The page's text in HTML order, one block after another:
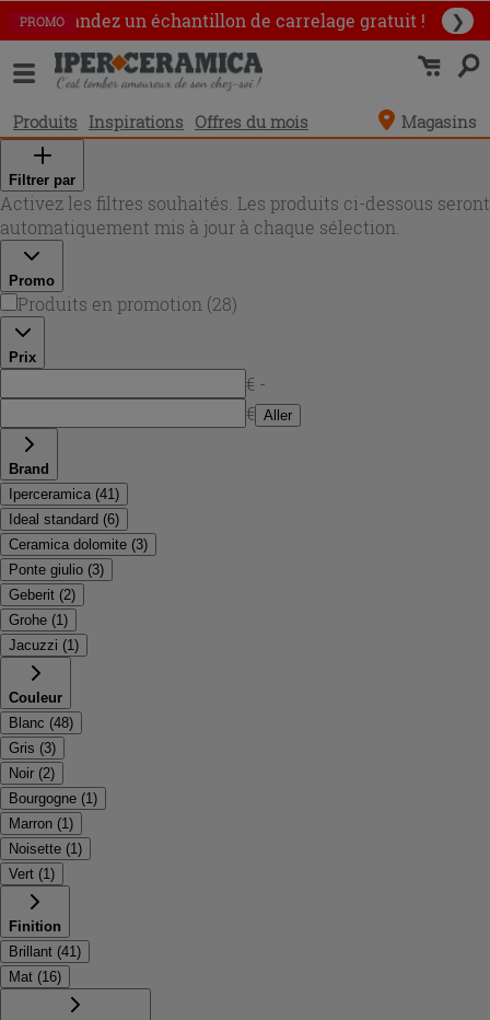
Commandez un échantillon de carrelage gratuit ! ❯
Produits Inspirations Offres du mois Magasins
Filtrer par
Activez les filtres souhaités. Les produits ci-dessous seront
automatiquement mis à jour à chaque sélection.
Promo
Produits en promotion (28)
Prix
€ -
€ Aller
Brand
Iperceramica (41)
Ideal standard (6)
Ceramica dolomite (3)
Ponte giulio (3)
Geberit (2)
Grohe (1)
Jacuzzi (1)
Couleur
Blanc (48)
Gris (3)
Noir (2)
Bourgogne (1)
Marron (1)
Noisette (1)
Vert (1)
Finition
Brillant (41)
Mat (16)
PROMO
PROMO
PROMO
PROMO
PROMO
PROMO
PROMO
PROMO
PROMO
PROMO
PROMO
PROMO
PROMO
PROMO
PROMO
PROMO
PROMO
PROMO
PROMO
PROMO
PROMO
PROMO
PROMO
PROMO
PROMO
PROMO
PROMO
PROMO